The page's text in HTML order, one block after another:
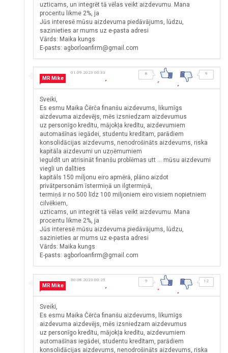
uzticams, un integrēt tā vēlas veikt aizdevumu. Mana
procentu likme 2%, ja
Jūs interesē mūsu aizdevuma piedāvājums, lūdzu,
sazinieties ar mums uz e-pasta adresi
Vārds: Maika kungs
E-pasts: agborloanfirm@gmail.com
MR Mike
01.09.2023 00:33 8 9
Sveiki,
Es esmu Maika Čērča finanšu aizdevums, likumīgs
aizdevuma aizdevējs, mēs izsniedzam aizdevumus
uz personīgo kredītu, mājokļa kredītu, aizdevumiem
automašīnas iegādei, studentu kredītam, parādiem
konsolidācijas aizdevums, nenodrošināts aizdevums, riska
kapitāla aizdevumi un uzņēmumiem
ieguldīt un atrisināt finanšu problēmas utt ... mūsu aizdevumi
viegli un dalīties
kapitāls 150 miljonu eiro apmērā, plāno aizdot
privātpersonām īstermiņā un ilgtermiņā,
termiņš ir no 500 līdz 100 miljoniem eiro visiem nopietniem
cilvēkiem,
uzticams, un integrēt tā vēlas veikt aizdevumu. Mana
procentu likme 2%, ja
Jūs interesē mūsu aizdevuma piedāvājums, lūdzu,
sazinieties ar mums uz e-pasta adresi
Vārds: Maika kungs
E-pasts: agborloanfirm@gmail.com
MR Mike
30.08.2023 00:25 9 12
Sveiki,
Es esmu Maika Čērča finanšu aizdevums, likumīgs
aizdevuma aizdevējs, mēs izsniedzam aizdevumus
uz personīgo kredītu, mājokļa kredītu, aizdevumiem
automašīnas iegādei, studentu kredītam, parādiem
konsolidācijas aizdevums, nenodrošināts aizdevums, riska